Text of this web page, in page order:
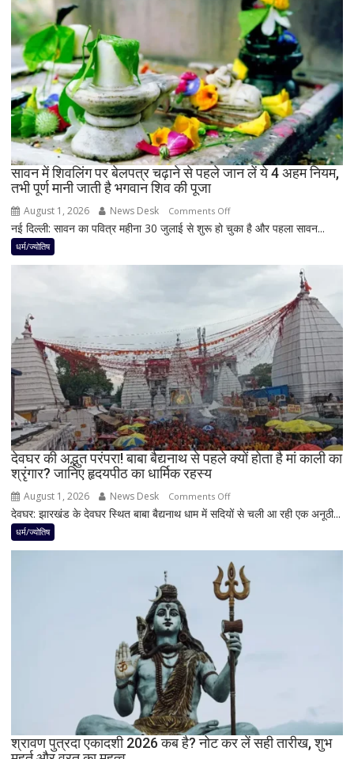
नवपंचम
योग,
इन
3
राशियों
पर
रह
सकती
है
शुभ
करियर
और
योग
सावन में शिवलिंग पर बेलपत्र चढ़ाने से पहले जान लें ये 4 अहम नियम,
तभी पूर्ण मानी जाती है भगवान शिव की पूजा
August 1, 2026 News Desk Comments Offon
सावन
से
पहले
जान
लें
ये
4
अहम
नियम,
मानी
शिव
की
पूजा
नई दिल्ली: सावन का पवित्र महीना 30 जुलाई से शुरू हो चुका है और पहला सावन...
धर्म/ज्योतिष
देवघर की अद्भुत परंपरा! बाबा बैद्यनाथ से पहले क्यों होता है मां काली का
श्रृंगार? जानिए हृदयपीठ का धार्मिक रहस्य
August 1, 2026 News Desk Comments Offon
देवघर
परंपरा!
बाबा
बैद्यनाथ
से
पहले
क्यों
होता
है
मां
काली
का
देवघर: झारखंड के देवघर स्थित बाबा बैद्यनाथ धाम में सदियों से चली आ रही एक अनूठी...
धर्म/ज्योतिष
श्रावण पुत्रदा एकादशी 2026 कब है? नोट कर लें सही तारीख, शुभ